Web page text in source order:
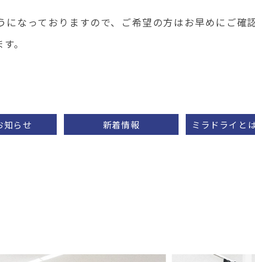
なっておりますので、ご希望の方はお早めにご確
。
知らせ 新着情報